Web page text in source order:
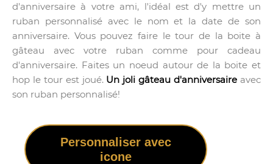
d'anniversaire à votre ami, l'idéal est d'y mettre un
ruban personnalisé avec le nom et la date de son
anniversaire. Vous pouvez faire le tour de la boite à
gâteau avec votre ruban comme pour cadeau
d'anniversaire. Faites un noeud autour de la boite et
hop le tour est joué. Un joli gâteau d'anniversaire avec
son ruban personnalisé!
Personnaliser avec
icone